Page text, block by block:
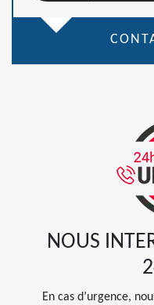
NOUS
En cas d’urgence,